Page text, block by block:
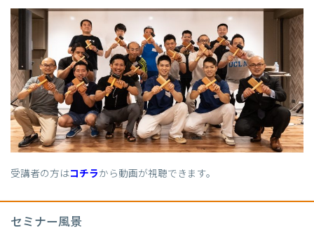
受講者の方はコチラから動画が視聴できます。
セミナー風景